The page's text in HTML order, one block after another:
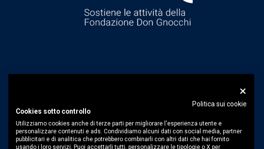
Politica sui cookie
Cookies sotto controllo
Utilizziamo cookies anche di terze parti per migliorare l'esperienza utente e
personalizzare contenuti e ads. Condividiamo alcuni dati con social media, partner
pubblicitari e di analitica che potrebbero combinarli con altri dati che hai fornito
usando i loro servizi. Puoi accettarli tutti, personalizzare le tipologie o X per